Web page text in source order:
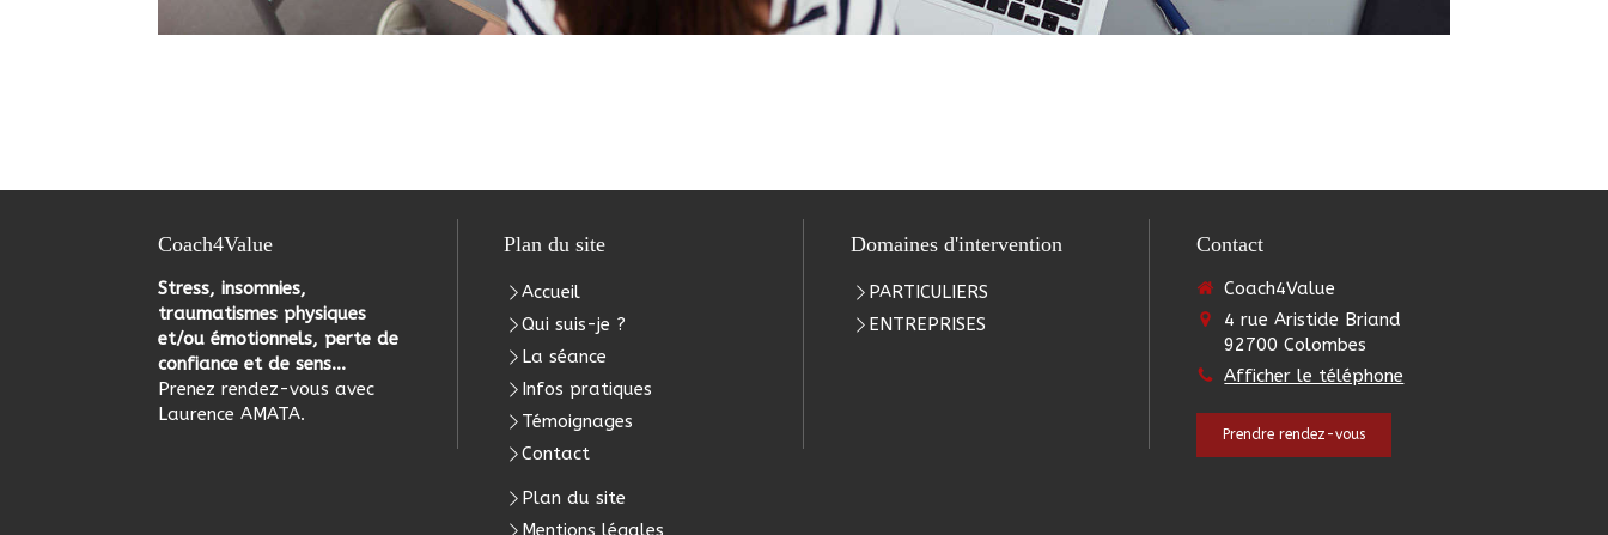
Coach4Value
Stress, insomnies,
traumatismes physiques
et/ou émotionnels, perte de
confiance et de sens...
Prenez rendez-vous avec
Laurence AMATA.
Plan du site
Accueil
Qui suis-je ?
La séance
Infos pratiques
Témoignages
Contact
Plan du site
Mentions légales
Domaines d'intervention
PARTICULIERS
ENTREPRISES
Contact
Coach4Value
4 rue Aristide Briand
92700 Colombes
Afficher le téléphone
Prendre rendez-vous